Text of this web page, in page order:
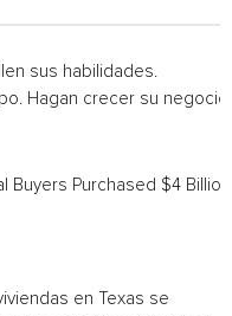
sus habilidades.
Hagan crecer su negocio.
Buyers Purchased $4 Billion
en Texas se